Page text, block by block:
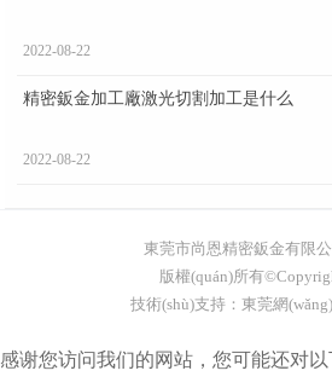
2022-08-22
精密鈑金加工廠激光切割加工是什么
2022-08-22
東莞市尚恩精密鈑金有限
版權(quán)所有
技術(shù)支持： 東莞網
感谢您访问我们的网站，您可能还对以